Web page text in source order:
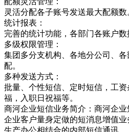
灵活分配各子账号发送最大配额数
统计报表：
完善的统计功能，各部门各账户数
多级权限管理：
集团多分支机构、各地分公司、
配。
多种发送方式：
批量、个性短信、定时短信，工
福，入职日祝福等。
商河企业短信业务简介：商河企业
企业客户量身定做的短消息增值
生产办公相结合的内部短信通讯，